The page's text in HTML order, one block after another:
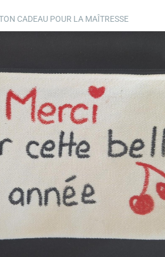
CADEAU POUR LA MAÎTRESSE